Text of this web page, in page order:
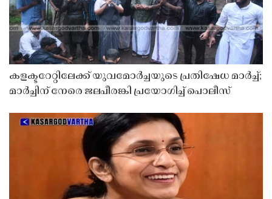
കളക്ടറേറ്റിലേക്ക് യുവമോർച്ചയുടെ പ്രതിഷേധ മാർച്ച്;
മാർച്ചിന് നേരെ ജലപീരങ്കി പ്രയോഗിച്ച് പൊലീസ്